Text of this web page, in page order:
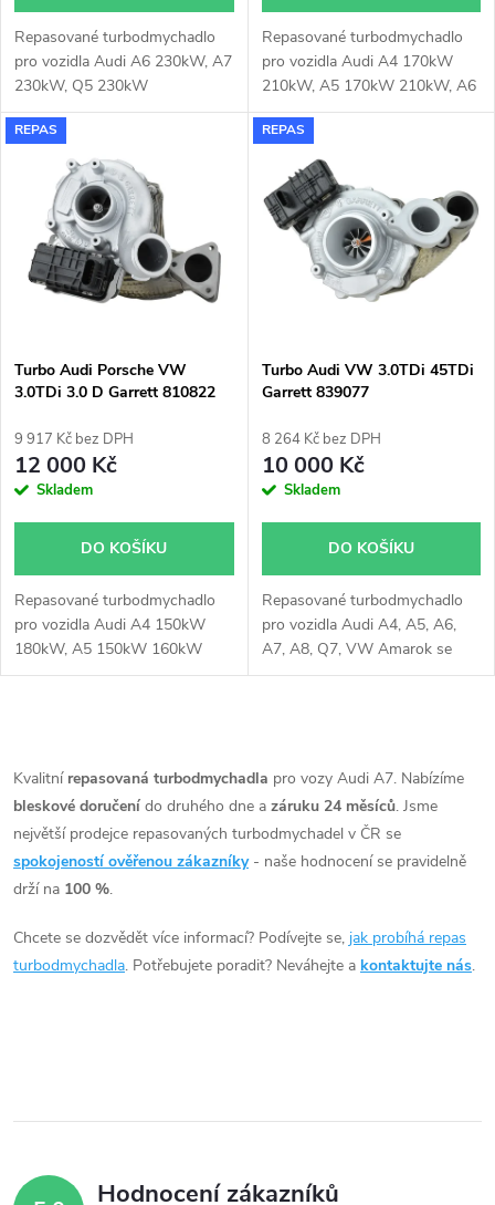
u
k
t
d
u
k
ů
Repasované turbodmychadlo
pro vozidla Audi A6 230kW, A7
230kW, Q5 230kW
Repasované turbodmychadlo
pro vozidla Audi A4 170kW
210kW, A5 170kW 210kW, A6
155kW 170kW 210kW, A7
155kW 170kW 210kW, A8
210kW, Q5 170kW 210kW, Q7
170kW, 210kW, Q8 170kW
210kW
REPAS
Turbo Audi Porsche VW
3.0TDi 3.0 D Garrett 810822
9 917 Kč bez DPH
12 000 Kč
Skladem
DO KOŠÍKU
Repasované turbodmychadlo
pro vozidla Audi A4 150kW
180kW, A5 150kW 160kW
180kW, A6 150kW 180kW, A7
150kW 176kW 180kW,
Porsche Cayenne 155kW
Touareg 150kW 180kW
193kW
REPAS
Turbo Audi VW 3.0TDi 45TDi
Garrett 839077
8 264 Kč bez DPH
10 000 Kč
Skladem
DO KOŠÍKU
Repasované turbodmychadlo
pro vozidla Audi A4, A5, A6,
A7, A8, Q7, VW Amarok se
140kW, 150kW, 155kW,
v
l
á
a
v
Kvalitní repasovaná turbodmychadla pro vozy Audi A7. Nabízíme
bleskové doručení do druhého dne a záruku 24 měsíců. Jsme
největší prodejce repasovaných turbodmychadel v ČR se
spokojeností ověřenou zákazníky- naše hodnocení se pravidelně
drží na 100 %.
Chcete se dozvědět více informací? Podívejte se, jak probíhá repas
turbodmychadla. Potřebujete poradit? Neváhejte a kontaktujte nás.
Hodnocení zákazníků